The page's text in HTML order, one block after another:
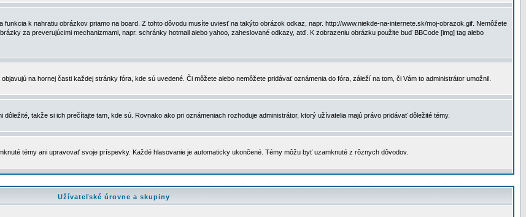
k nahratiu obrázkov priamo na board. Z tohto dôvodu musíte uviesť na takýto obrázok odkaz, napr. http://www.niekde-na-internete.sk/moj-obrazok.gif. Nemôžete
za preverujúcimi mechanizmami, napr. schránky hotmail alebo yahoo, zaheslované odkazy, atď. K zobrazeniu obrázku použite buď BBCode [img] tag alebo
na hornej časti každej stránky fóra, kde sú uvedené. Či môžete alebo nemôžete pridávať oznámenia do fóra, záleží na tom, či Vám to administrátor umožnil.
takže si ich prečítajte tam, kde sú. Rovnako ako pri oznámeniach rozhoduje administrátor, ktorý užívatelia majú právo pridávať dôležité témy.
témy ani upravovať svoje príspevky. Každé hlasovanie je automaticky ukončené. Témy môžu byť uzamknuté z rôznych dôvodov.
Užívateľské úrovne a skupiny